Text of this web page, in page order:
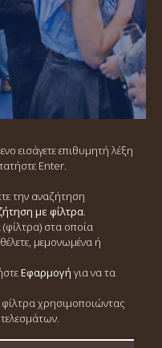
εισάγετε επιθυμητή λέξη
Enter.
την αναζήτηση
με φίλτρα.
στα οποία
μεμονωμένα ή
Εφαρμογή για να τα
φίλτρα χρησιμοποιώντας